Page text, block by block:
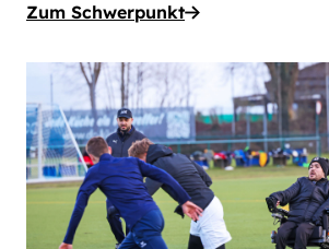
Zum Schwerpunkt